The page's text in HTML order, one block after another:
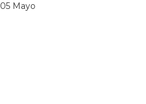
05 Mayo